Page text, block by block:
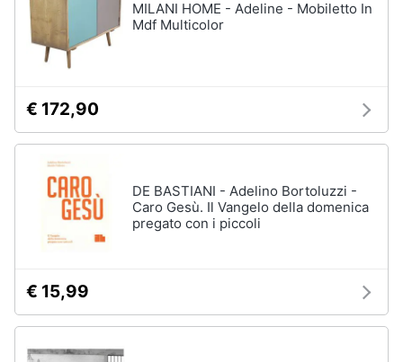
MILANI HOME - Adeline - Mobiletto In
Mdf Multicolor
€ 172,90
DE BASTIANI - Adelino Bortoluzzi -
Caro Gesù. Il Vangelo della domenica
pregato con i piccoli
€ 15,99